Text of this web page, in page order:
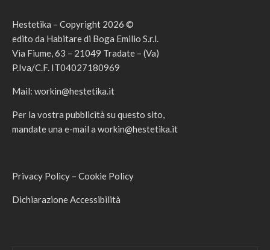
Hestetika – Copyright 2026 ©
edito da Habitare di Boga Emilio S.r.l.
Via Fiume, 63 – 21049 Tradate – (Va)
P.Iva/C.F. IT04027180969
Mail: workin@hestetika.it
Per la vostra pubblicità su questo sito,
mandate una e-mail a workin@hestetika.it
Privacy Policy – Cookie Policy
Dichiarazione Accessibilità